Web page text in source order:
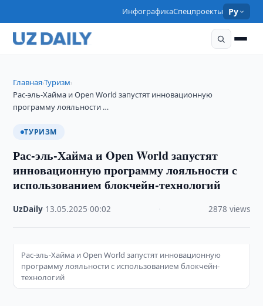
ИнфографикаСпецпроекты Ру
Главная›Туризм›
Рас-эль-Хайма и Open World запустят инновационную
программу лояльности …
ТУРИЗМ
Рас-эль-Хайма и Open World запустят
инновационную программу лояльности с
использованием блокчейн-технологий
UzDaily 13.05.2025 ·00:02 2878 views
Рас-эль-Хайма и Open World запустят инновационную
программу лояльности с использованием блокчейн-
технологий